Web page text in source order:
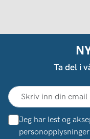
Ta del i
Jeg har lest og
personopplysninger.